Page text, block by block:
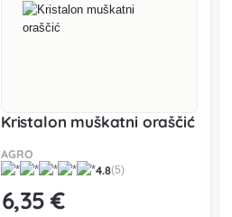
Kristalon muškatni oraščić
AGRO
4.8(5)
6,35 €